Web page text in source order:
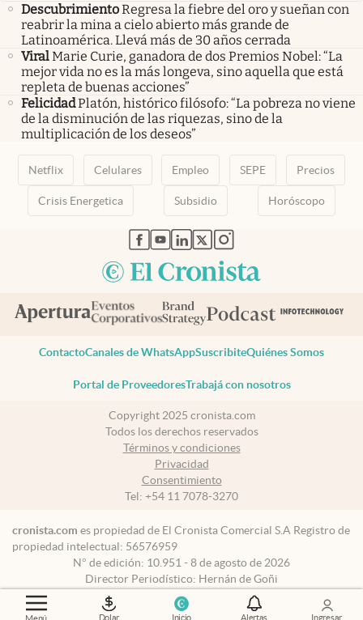
Menú Dolar Inicio Alertas Ingresar
DescubrimientoRegresa la fiebre del oro y sueñan con
reabrir la mina a cielo abierto más grande de
Latinoamérica. Llevá más de 30 años cerrada
ViralMarie Curie, ganadora de dos Premios Nobel: “La
mejor vida no es la más longeva, sino aquella que está
repleta de buenas acciones”
FelicidadPlatón, histórico filósofo: “La pobreza no viene
de la disminución de las riquezas, sino de la
multiplicación de los deseos”
Netflix Celulares Empleo SEPE Precios
Crisis Energetica Subsidio Horóscopo
abre en nueva pestaña
abre en nueva pestaña
abre en nueva pestaña
abre en nueva pestaña
abre en nueva pestaña
ContactoCanales de WhatsAppSuscribiteQuiénes Somos
Portal de ProveedoresTrabajá con nosotros
Copyright 2025 cronista.com
Todos los derechos reservados
Términos y condiciones
Privacidad
Consentimiento
Tel: +54 11 7078-3270
cronista.com es propiedad de El Cronista Comercial S.A Registro de
propiedad intelectual: 56576959
N° de edición: 10.951 - 8 de agosto de 2026
Director Periodístico: Hernán de Goñi